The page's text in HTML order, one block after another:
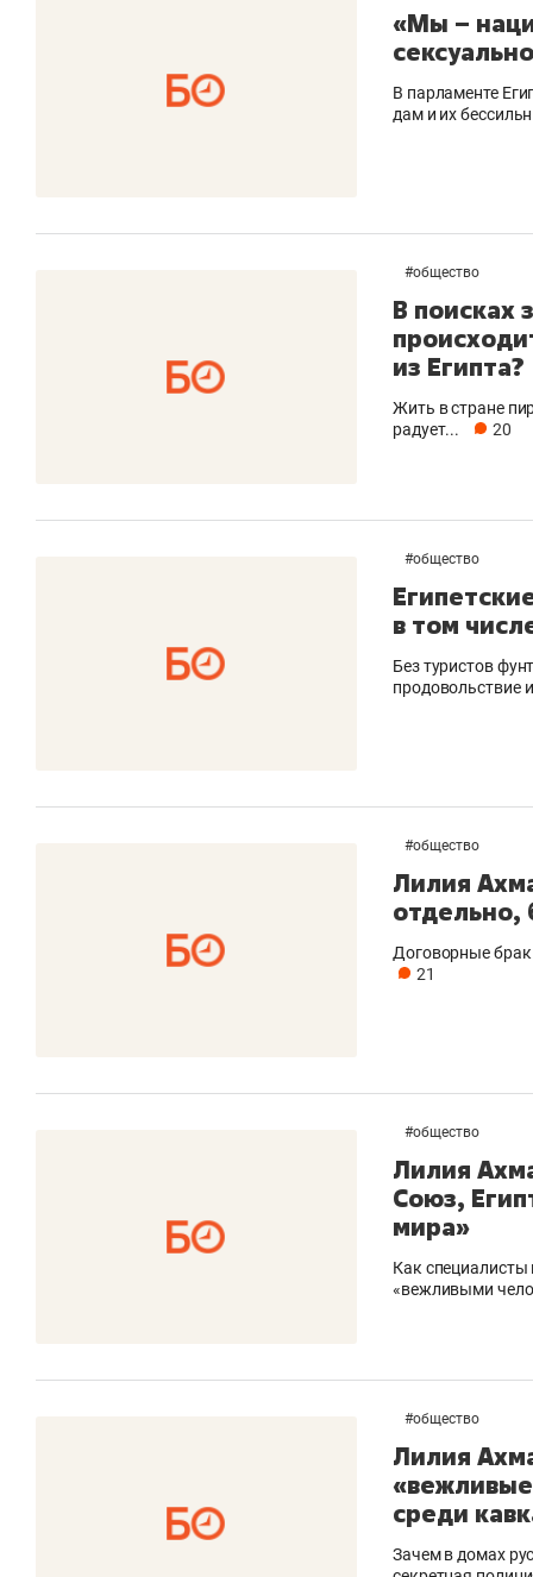
«Мы –
В парламенте
дам и их
#общество
В поисках
из Египта?
Жить в стране
радует...
20
#общество
в том
Без туристов
продовольствие
#общество
Лилия
отдельно,
Договорные
21
#общество
Лилия
Союз,
мира»
Как специалисты
«вежливыми
#общество
Лилия
среди
Зачем в домах